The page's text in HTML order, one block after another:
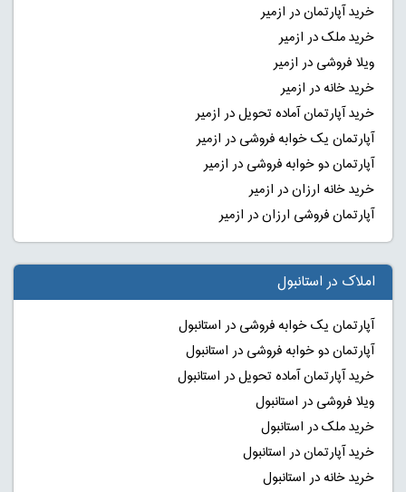
خرید آپارتمان در ازمیر
خرید ملک در ازمیر
ویلا فروشی در ازمیر
خرید خانه در ازمیر
خرید آپارتمان آماده تحویل در ازمیر
آپارتمان یک خوابه فروشی در ازمیر
آپارتمان دو خوابه فروشی در ازمیر
خرید خانه ارزان در ازمیر
آپارتمان فروشی ارزان در ازمیر
املاک در استانبول
آپارتمان یک خوابه فروشی در استانبول
آپارتمان دو خوابه فروشی در استانبول
خرید آپارتمان آماده تحویل در استانبول
ویلا فروشی در استانبول
خرید ملک در استانبول
خرید آپارتمان در استانبول
خرید خانه در استانبول